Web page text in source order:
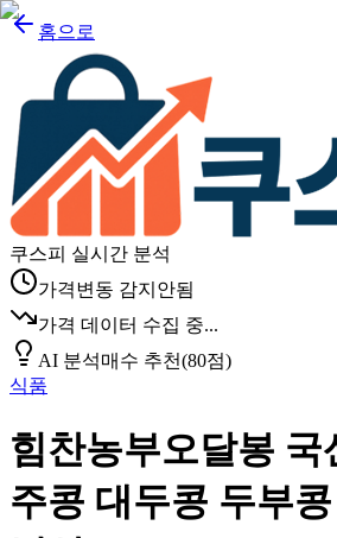
홈으로
쿠스피 실시간 분석
가격변동 감지안됨
가격 데이터 수집 중...
AI 분석매수 추천(80점)
식품
힘찬농부오달봉 국
주콩 대두콩 두부